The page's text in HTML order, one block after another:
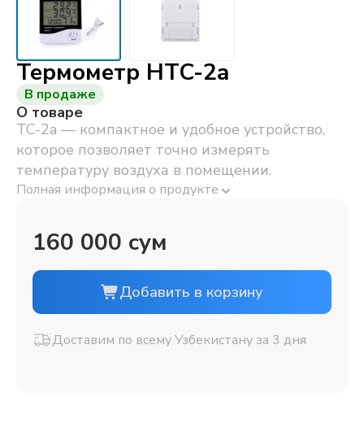
Термометр HTC-2a
В продаже
О товаре
TC-2a — компактное и удобное устройство,
которое позволяет точно измерять
температуру воздуха в помещении.
Полная информация о продукте
160 000 сум
Добавить в корзину
Доставим по всему Узбекистану за 3 дня